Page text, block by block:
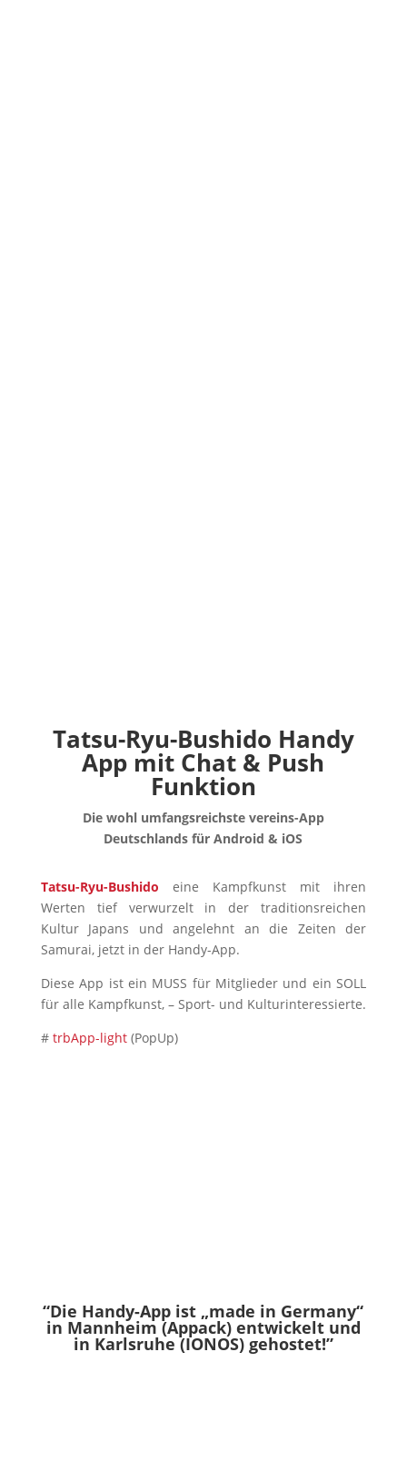
Tatsu-Ryu-Bushido Handy
App mit Chat & Push
Funktion
Die wohl umfangsreichste vereins-App
Deutschlands für Android & iOS
Tatsu-Ryu-Bushido eine Kampfkunst mit ihren
Werten tief verwurzelt in der traditionsreichen
Kultur Japans und angelehnt an die Zeiten der
Samurai, jetzt in der Handy-App.
Diese App ist ein MUSS für Mitglieder und ein SOLL
für alle Kampfkunst, – Sport- und Kulturinteressierte.
# trbApp-light(PopUp)
“Die Handy-App ist „made in Germany“
in Mannheim (Appack) entwickelt und
in Karlsruhe (IONOS) gehostet!”